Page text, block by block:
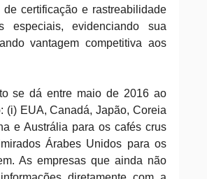
certificação e rastreabilidade
especiais, evidenciando sua
vantagem competitiva aos
se dá entre maio de 2016 ao
(i) EUA, Canadá, Japão, Coreia
e Austrália para os cafés crus
Árabes Unidos para os
As empresas que ainda não